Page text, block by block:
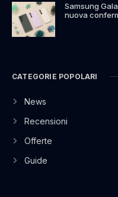
Samsung
nuova
CATEGORIE POPOLARI
News
Recensioni
Offerte
Guide